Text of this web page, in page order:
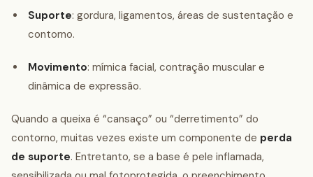
Suporte: gordura, ligamentos, áreas de sustentação e
contorno.
Movimento: mímica facial, contração muscular e
dinâmica de expressão.
Quando a queixa é “cansaço” ou “derretimento” do
contorno, muitas vezes existe um componente de perda
de suporte. Entretanto, se a base é pele inflamada,